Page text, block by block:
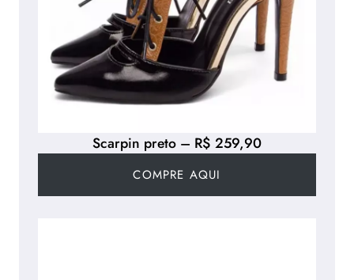
Scarpin preto – R$ 259,90
COMPRE AQUI